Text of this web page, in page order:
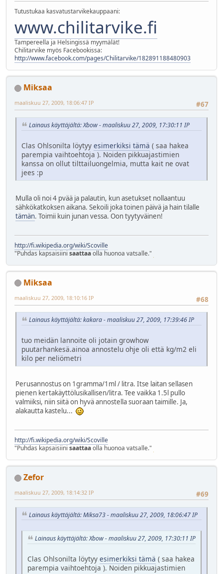
Tutustukaa kasvatustarvikekauppaani:
www.chilitarvike.fi
Tampereella ja Helsingissä myymälät!
Chilitarvike myös Facebookissa:
http://www.facebook.com/pages/Chilitarvike/182891188480903
Miksaa
#67
maaliskuu 27, 2009, 18:06:47 IP
Lainaus käyttäjältä: Xbow - maaliskuu 27, 2009, 17:30:11 IP
Clas Ohlsonilta löytyy esimerkiksi tämä ( saa hakea
parempia vaihtoehtoja ). Noiden pikkuajastimien
kanssa on ollut tilttailuongelmia, mutta kait ne ovat
jees :p
Mulla oli noi 4 pvää ja palautin, kun asetukset nollaantuu
sähkökatkoksen aikana. Sekoili joka toinen päivä ja hain tilalle
tämän. Toimii kuin junan vessa. Oon tyytyväinen!
http://fi.wikipedia.org/wiki/Scoville
"Puhdas kapsaisiini saattaaolla huonoa vatsalle."
Miksaa
#68
maaliskuu 27, 2009, 18:10:16 IP
Lainaus käyttäjältä: kakara - maaliskuu 27, 2009, 17:39:46 IP
tuo meidän lannoite oli jotain growhow
puutarhankesä.ainoa annostelu ohje oli että kg/m2 eli
kilo per neliömetri
Perusannostus on 1gramma/1ml / litra. Itse laitan sellasen
pienen kertakäyttölusikallisen/litra. Tee vaikka 1.5l pullo
valmiiksi, niin siitä on hyvä annostella suoraan taimille. Ja,
alakautta kastelu...
http://fi.wikipedia.org/wiki/Scoville
"Puhdas kapsaisiini saattaaolla huonoa vatsalle."
Zefor
#69
maaliskuu 27, 2009, 18:14:32 IP
Lainaus käyttäjältä: Miksa73 - maaliskuu 27, 2009, 18:06:47 IP
Lainaus käyttäjältä: Xbow - maaliskuu 27, 2009, 17:30:11 IP
Clas Ohlsonilta löytyy esimerkiksi tämä ( saa hakea
parempia vaihtoehtoja ). Noiden pikkuajastimien